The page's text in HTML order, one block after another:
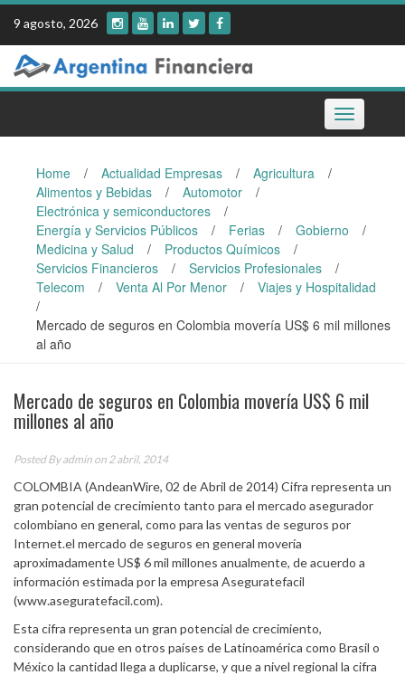
Skip
content
9 agosto, 2026
Toggle
navigation
Home / Actualidad Empresas / Agricultura
/
Alimentos y Bebidas
/ Automotor
/
Electrónica y semiconductores
/
Energía y Servicios Públicos
/ Ferias / Gobierno
/
Medicina y Salud
/ Productos Químicos
/
Servicios Financieros
/ Servicios Profesionales
/
Telecom
/ Venta Al Por Menor /
Viajes y Hospitalidad
/
Mercado de seguros en Colombia movería US$ 6 mil millones
al año
Mercado de seguros en Colombia movería US$ 6 mil
millones al año
Posted Byadmin on 2 abril, 2014
COLOMBIA (AndeanWire, 02 de Abril de 2014) Cifra representa un
gran potencial de crecimiento tanto para el mercado asegurador
colombiano en general, como para las ventas de seguros por
Internet.el mercado de seguros en general movería
aproximadamente US$ 6 mil millones anualmente, de acuerdo a
información estimada por la empresa Aseguratefacil
(www.aseguratefacil.com).
Esta cifra representa un gran potencial de crecimiento,
considerando que en otros países de Latinoamérica como Brasil o
México la cantidad llega a duplicarse, y que a nivel regional la cifra